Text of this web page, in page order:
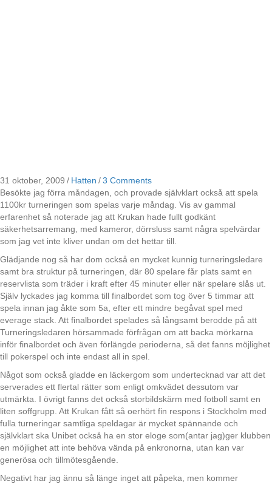
31 oktober, 2009 / Hatten /3 Comments
Besökte jag förra måndagen, och provade självklart också att spela
1100kr turneringen som spelas varje måndag. Vis av gammal
erfarenhet så noterade jag att Krukan hade fullt godkänt
säkerhetsarremang, med kameror, dörrsluss samt några spelvärdar
som jag vet inte kliver undan om det hettar till.
Glädjande nog så har dom också en mycket kunnig turneringsledare
samt bra struktur på turneringen, där 80 spelare får plats samt en
reservlista som träder i kraft efter 45 minuter eller när spelare slås ut.
Själv lyckades jag komma till finalbordet som tog över 5 timmar att
spela innan jag åkte som 5a, efter ett mindre begåvat spel med
everage stack. Att finalbordet spelades så långsamt berodde på att
Turneringsledaren hörsammade förfrågan om att backa mörkarna
inför finalbordet och även förlängde perioderna, så det fanns möjlighet
till pokerspel och inte endast all in spel.
Något som också gladde en läckergom som undertecknad var att det
serverades ett flertal rätter som enligt omkvädet dessutom var
utmärkta. I övrigt fanns det också storbildskärm med fotboll samt en
liten soffgrupp. Att Krukan fått så oerhört fin respons i Stockholm med
fulla turneringar samtliga speldagar är mycket spännande och
självklart ska Unibet också ha en stor eloge som(antar jag)ger klubben
en möjlighet att inte behöva vända på enkronorna, utan kan var
generösa och tillmötesgående.
Negativt har jag ännu så länge inget att påpeka, men kommer